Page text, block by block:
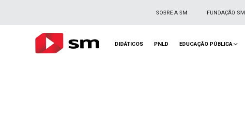
SOBRE A SM FUNDAÇÃO SM
DIDÁTICOS PNLD EDUCAÇÃO PÚBLICA